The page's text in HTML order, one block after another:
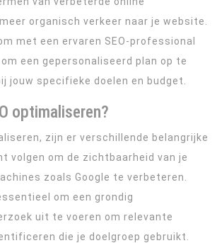
organisch verkeer naar je website.
met een ervaren SEO-professional
een gepersonaliseerd plan op te
jouw specifieke doelen en budget.
optimaliseren?
zijn er verschillende belangrijke
volgen om de zichtbaarheid van je
zoals Google te verbeteren.
om een grondig
uit te voeren om relevante
die je doelgroep gebruikt.